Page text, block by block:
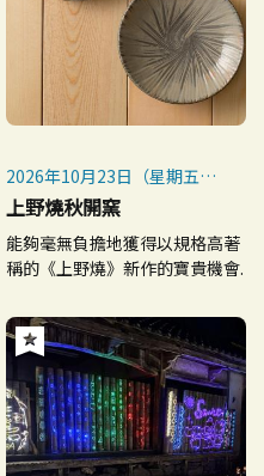
2026年10月23日（星期五）
～10月25日（星期日）
上野燒秋開窯
能夠毫無負擔地獲得以規格高著
稱的《上野燒》新作的寶貴機會.